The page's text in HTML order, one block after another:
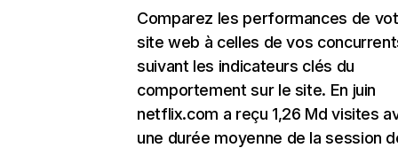
Comparez les performances de
site web à celles de vos
suivant les indicateurs clés du
comportement sur le site. En juin
netflix.com a reçu 1,26 Md visites
une durée moyenne de la session